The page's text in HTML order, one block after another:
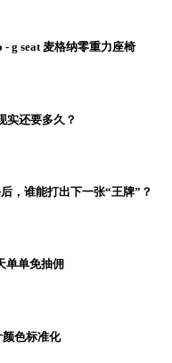
g seat 麦格纳零重力座椅
实还要多久？
，谁能打出下一张“王牌”？
单单免抽佣
色标准化